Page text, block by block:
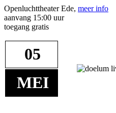
Openluchttheater Ede, meer info
aanvang 15:00 uur
toegang gratis
05
MEI